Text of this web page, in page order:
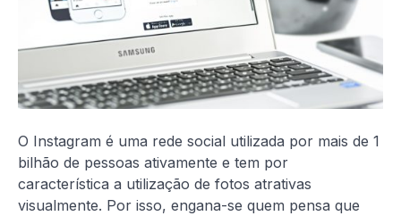
O Instagram é uma rede social utilizada por mais de 1
bilhão de pessoas ativamente e tem por
característica a utilização de fotos atrativas
visualmente. Por isso, engana-se quem pensa que